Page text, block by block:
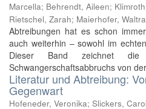
Marcella; Behrendt, Aileen;
Rietschel, Zarah; Maierhofer,
Abtreibungen hat es schon
auch weiterhin – sowohl im
Dieser Band zeichnet die
Schwangerschaftsabbruchs von
Literatur und Abtreibung:
Gegenwart
Hofeneder, Veronika; Slickers,